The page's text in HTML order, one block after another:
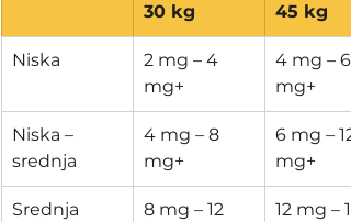
30 kg
45 kg
​Niska
​2 mg – 4
mg+
​4 mg – 6
mg+
​Niska –
srednja
​4 mg – 8
mg+
​6 mg – 12
mg+
​Srednja
​8 mg – 12
​12 mg –